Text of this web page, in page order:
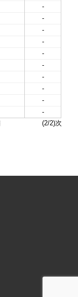
-
-
-
-
-
-
-
-
-
-
(2/2)次